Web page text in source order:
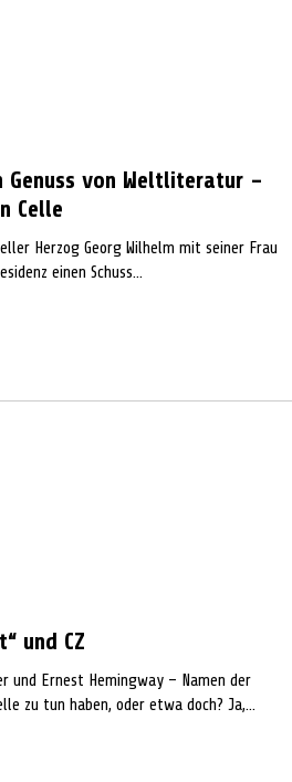
von Weltliteratur –
Celle
Herzog Georg Wilhelm mit seiner Frau
einen Schuss...
und CZ
und Ernest Hemingway – Namen der
zu tun haben, oder etwa doch? Ja,...